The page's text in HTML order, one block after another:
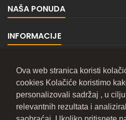
Ova web stranica koristi
cookies Kolačiće koristimo
personalizovali sadržaj , u
relevantnih rezultata i
NAŠA PONUDA
INFORMACIJE
KONTAKTIRAJTE NAS
BILTEN